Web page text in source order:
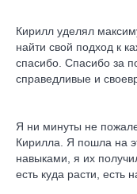
Кирилл уделял
найти свой подход к
спасибо. Спасибо за
справедливые и
Я ни минуты не
Кирилла. Я пошла на
навыками, я их
есть куда расти, есть